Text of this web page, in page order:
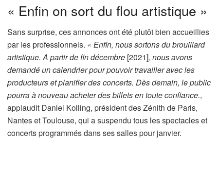
« Enfin on sort du flou artistique »
Sans surprise, ces annonces ont été plutôt bien accueillies
par les professionnels. « Enfin, nous sortons du brouillard
artistique. A partir de fin décembre [2021], nous avons
demandé un calendrier pour pouvoir travailler avec les
producteurs et planifier des concerts. Dès demain, le public
pourra à nouveau acheter des billets en toute confiance.,
applaudit Daniel Kolling, président des Zénith de Paris,
Nantes et Toulouse, qui a suspendu tous les spectacles et
concerts programmés dans ses salles pour janvier.